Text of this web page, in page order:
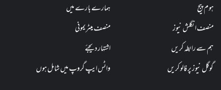
ہوم پیج
ہمارے بارے میں
منصف انگلش نیوز
منصف میٹریمونی
ہم سے رابطہ کریں
اشتہار دیجئے
گوگل نیوز پر فالو کریں
واٹس ایپ گروپ میں شامل ہوں